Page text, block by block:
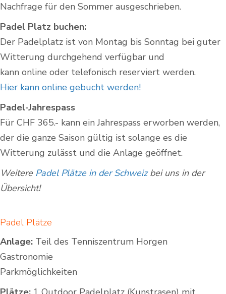
Nachfrage für den Sommer ausgeschrieben.
Padel Platz buchen:
Der Padelplatz ist von Montag bis Sonntag bei guter
Witterung durchgehend verfügbar und
kann online oder telefonisch reserviert werden.
Hier kann online gebucht werden!
Padel-Jahrespass
Für CHF 365.- kann ein Jahrespass erworben werden,
der die ganze Saison gültig ist solange es die
Witterung zulässt und die Anlage geöffnet.
Weitere Padel Plätze in der Schweizbei uns in der
Übersicht!
Padel Plätze
Anlage: Teil des Tenniszentrum Horgen
Gastronomie
Parkmöglichkeiten